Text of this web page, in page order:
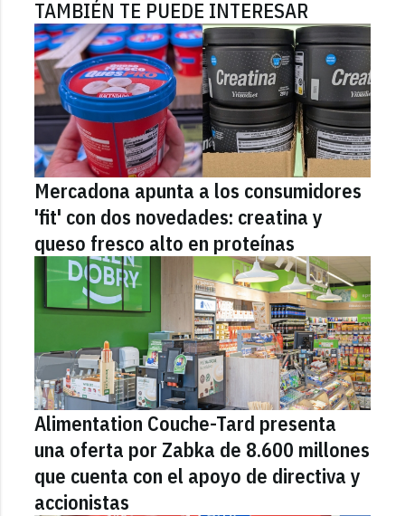
TAMBIÉN TE PUEDE INTERESAR
Mercadona apunta a los consumidores
'fit' con dos novedades: creatina y
queso fresco alto en proteínas
Alimentation Couche-Tard presenta
una oferta por Zabka de 8.600 millones
que cuenta con el apoyo de directiva y
accionistas